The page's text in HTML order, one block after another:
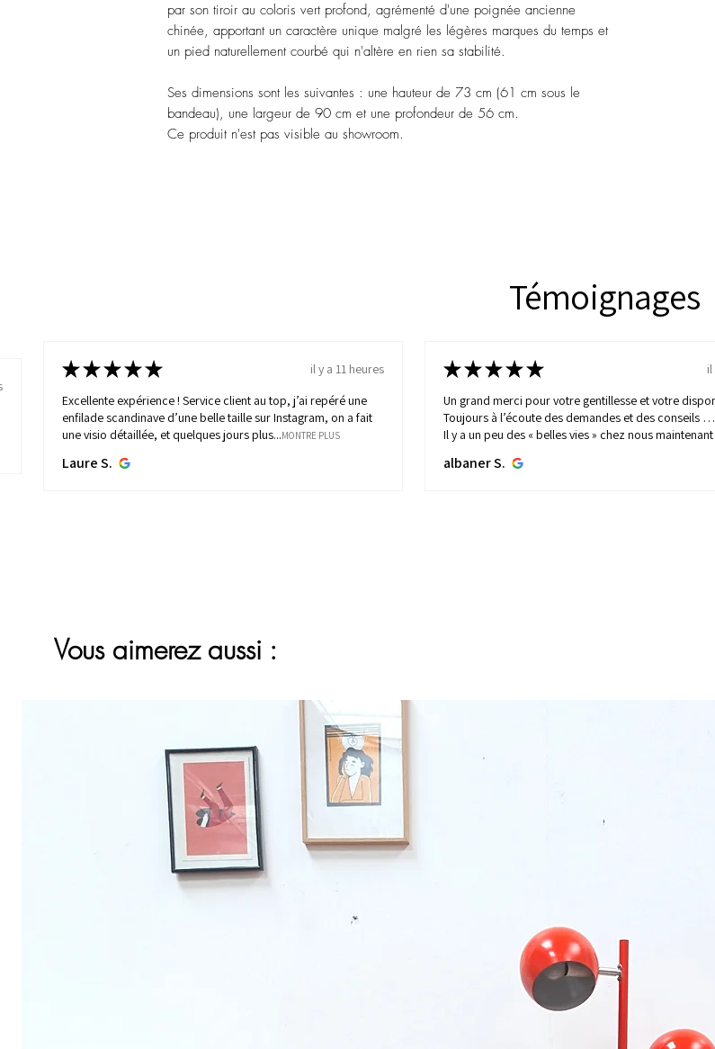
Témoignages
★★★★★
il y a 11 heures
Excellente expérience ! Service client au top, j’ai repéré une
enfilade scandinave d’une belle taille sur Instagram, on a fait
une visio détaillée, et quelques jours plus...MONTRE PLUS
Laure S.
★★★★★
Un grand merci pour votre gentillesse et votre
Toujours à l’écoute des demandes et des conseils …
Il y a un peu des « belles vies » chez nous maintenant
albaner S.
par son tiroir au coloris vert profond, agrémenté d'une poignée ancienne
chinée, apportant un caractère unique malgré les légères marques du temps et
un pied naturellement courbé qui n'altère en rien sa stabilité.
Ses dimensions sont les suivantes : une hauteur de 73 cm (61 cm sous le
bandeau), une largeur de 90 cm et une profondeur de 56 cm.
Ce produit n'est pas visible au showroom.
Vous aimerez aussi :